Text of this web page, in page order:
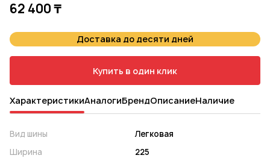
62 400 ₸
Доставка до десяти дней
Купить в один клик
ХарактеристикиАналогиБрендОписаниеНаличие
Вид шины
Легковая
Ширина
225